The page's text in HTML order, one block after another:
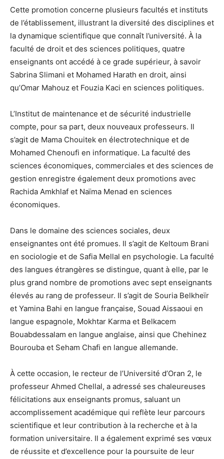
Cette promotion concerne plusieurs facultés et instituts
de l’établissement, illustrant la diversité des disciplines et
la dynamique scientifique que connaît l’université. À la
faculté de droit et des sciences politiques, quatre
enseignants ont accédé à ce grade supérieur, à savoir
Sabrina Slimani et Mohamed Harath en droit, ainsi
qu’Omar Mahouz et Fouzia Kaci en sciences politiques.
L’Institut de maintenance et de sécurité industrielle
compte, pour sa part, deux nouveaux professeurs. Il
s’agit de Mama Chouitek en électrotechnique et de
Mohamed Chenoufi en informatique. La faculté des
sciences économiques, commerciales et des sciences de
gestion enregistre également deux promotions avec
Rachida Amkhlaf et Naïma Menad en sciences
économiques.
Dans le domaine des sciences sociales, deux
enseignantes ont été promues. Il s’agit de Keltoum Brani
en sociologie et de Safia Mellal en psychologie. La faculté
des langues étrangères se distingue, quant à elle, par le
plus grand nombre de promotions avec sept enseignants
élevés au rang de professeur. Il s’agit de Souria Belkheïr
et Yamina Bahi en langue française, Souad Aissaoui en
langue espagnole, Mokhtar Karma et Belkacem
Bouabdessalam en langue anglaise, ainsi que Chehinez
Bourouba et Seham Chafi en langue allemande.
À cette occasion, le recteur de l’Université d’Oran 2, le
professeur Ahmed Chellal, a adressé ses chaleureuses
félicitations aux enseignants promus, saluant un
accomplissement académique qui reflète leur parcours
scientifique et leur contribution à la recherche et à la
formation universitaire. Il a également exprimé ses vœux
de réussite et d’excellence pour la poursuite de leur